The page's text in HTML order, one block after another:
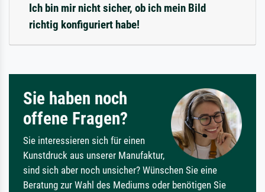
Ich bin mir nicht sicher, ob ich mein Bild
richtig konfiguriert habe!
Sie haben noch
offene Fragen?
Sie interessieren sich für einen
Kunstdruck aus unserer Manufaktur,
sind sich aber noch unsicher? Wünschen Sie eine
Beratung zur Wahl des Mediums oder benötigen Sie